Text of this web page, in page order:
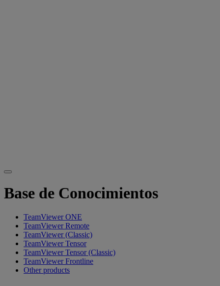
Base de Conocimientos
TeamViewer ONE
TeamViewer Remote
TeamViewer (Classic)
TeamViewer Tensor
TeamViewer Tensor (Classic)
TeamViewer Frontline
Other products